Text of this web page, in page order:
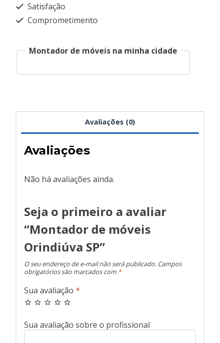
Satisfação
Comprometimento
Montador de móveis na minha cidade
Avaliações (0)
Avaliações
Não há avaliações ainda.
Seja o primeiro a avaliar
“Montador de móveis
Orindiúva SP”
O seu endereço de e-mail não será publicado. Campos
obrigatórios são marcados com *
Sua avaliação *